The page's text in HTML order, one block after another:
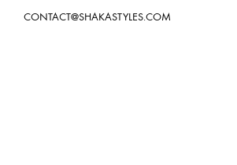
CONTACT@SHAKASTYLES.COM